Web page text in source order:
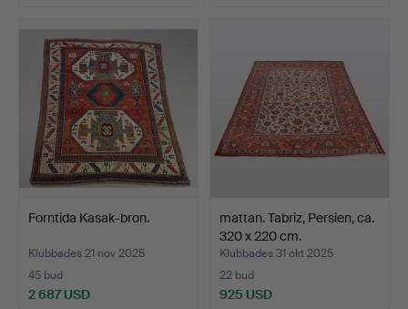
Forntida Kasak-bron.
Klubbades 21 nov 2025
45 bud
2 687 USD
mattan. Tabriz, Persien, ca.
320 x 220 cm.
Klubbades 31 okt 2025
22 bud
925 USD